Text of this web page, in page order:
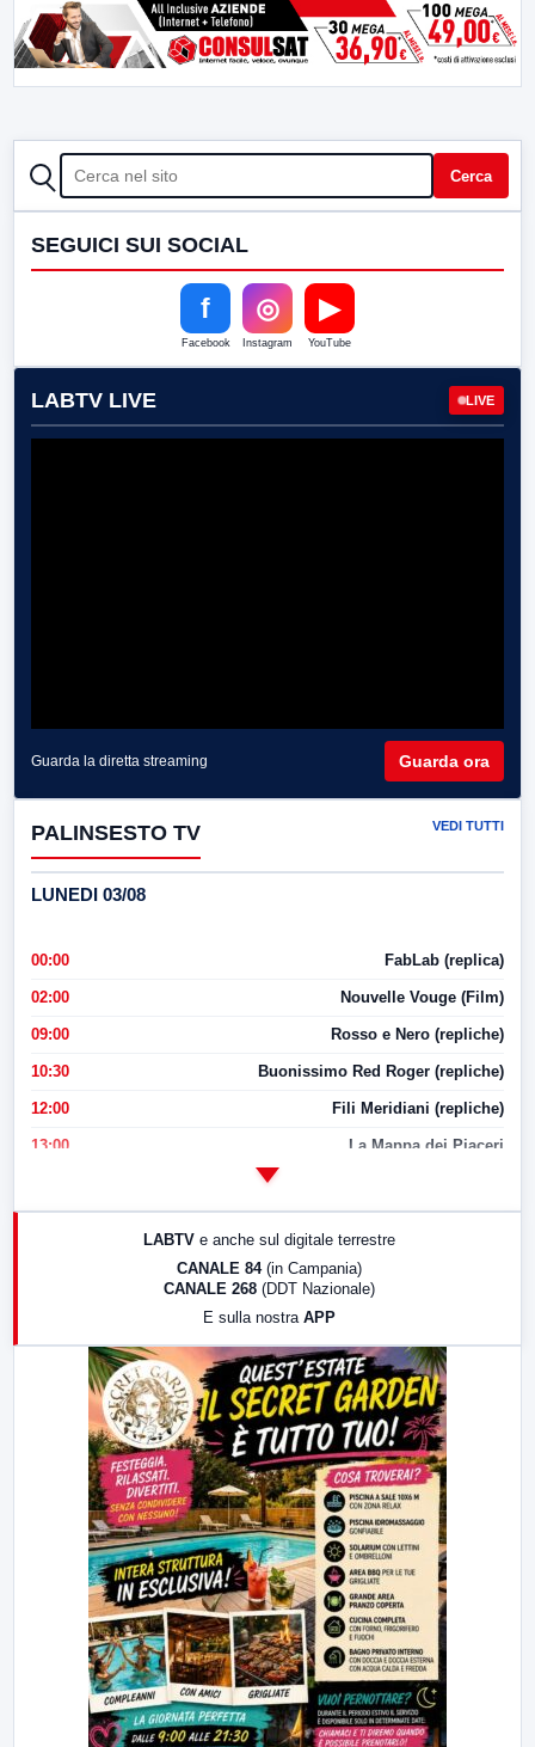
CERCA Cerca
SEGUICI SUI SOCIAL
f
Facebook
◎
Instagram
▶
YouTube
LABTV LIVE LIVE
Guarda la diretta streaming Guarda ora
PALINSESTO TV VEDI TUTTI
LUNEDI 03/08
00:00 FabLab (replica)
02:00 Nouvelle Vouge (Film)
09:00 Rosso e Nero (repliche)
10:30 Buonissimo Red Roger (repliche)
12:00 Fili Meridiani (repliche)
13:00 La Mappa dei Piaceri
LabNews (replica)
LABTV e anche sul digitale terrestre
CANALE 84 (in Campania)
CANALE 268 (DDT Nazionale)
E sulla nostra APP